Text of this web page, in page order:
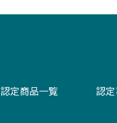
認定商品一覧 認